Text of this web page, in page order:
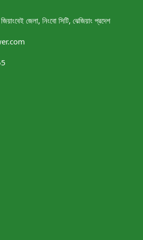
জেলা, নিংবো সিটি, ঝেজিয়াং প্রদেশ